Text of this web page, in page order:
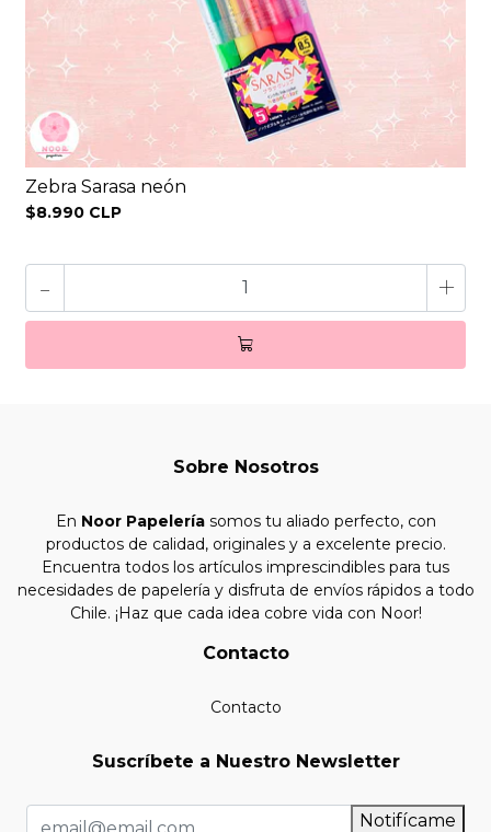
Zebra Sarasa neón
$8.990 CLP
- +
Sobre Nosotros
En Noor Papeleríasomos tu aliado perfecto, con
productos de calidad, originales y a excelente precio.
Encuentra todos los artículos imprescindibles para tus
necesidades de papelería y disfruta de envíos rápidos a todo
Chile. ¡Haz que cada idea cobre vida con Noor!
Contacto
Contacto
Suscríbete a Nuestro Newsletter
Notifícame